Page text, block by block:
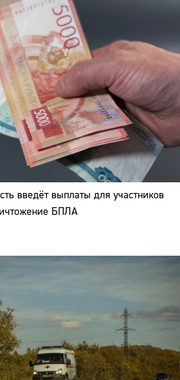
введёт выплаты для участников
БПЛА
Адрес:
Телефон: